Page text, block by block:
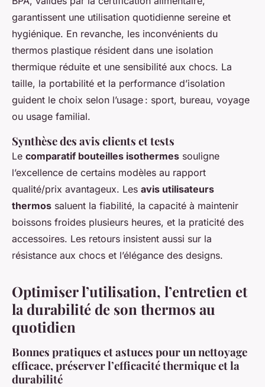
garantissent une utilisation quotidienne sereine et
hygiénique. En revanche, les inconvénients du
thermos plastique résident dans une isolation
thermique réduite et une sensibilité aux chocs. La
taille, la portabilité et la performance d’isolation
guident le choix selon l’usage : sport, bureau, voyage
ou usage familial.
Synthèse des avis clients et tests
Le comparatif bouteilles isothermes souligne
l’excellence de certains modèles au rapport
qualité/prix avantageux. Les avis utilisateurs
thermos saluent la fiabilité, la capacité à maintenir
boissons froides plusieurs heures, et la praticité des
accessoires. Les retours insistent aussi sur la
résistance aux chocs et l’élégance des designs.
Optimiser l’utilisation, l’entretien et
la durabilité de son thermos au
quotidien
Bonnes pratiques et astuces pour un nettoyage
efficace, préserver l’efficacité thermique et la
durabilité